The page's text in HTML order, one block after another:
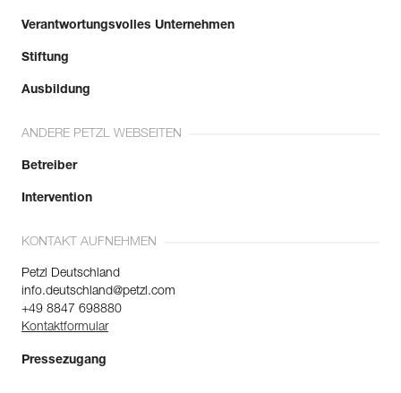
Verantwortungsvolles Unternehmen
Stiftung
Ausbildung
ANDERE PETZL WEBSEITEN
Betreiber
Intervention
KONTAKT AUFNEHMEN
Petzl Deutschland
info.deutschland@petzl.com
+49 8847 698880
Kontaktformular
Pressezugang